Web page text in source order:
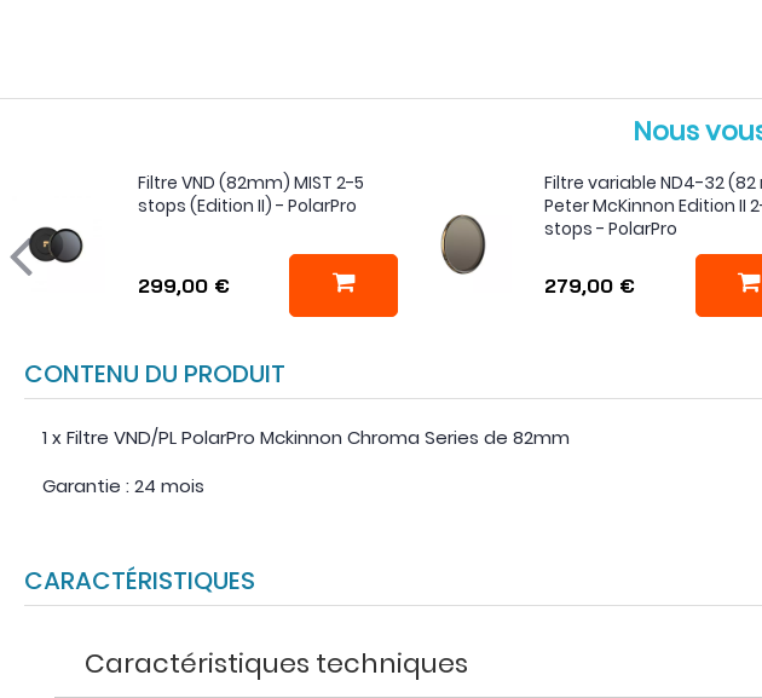
Nous
Filtre VND (82mm) MIST 2-5
stops (Edition II) - PolarPro
299,00 €
Filtre variable ND4-32
Peter McKinnon Edition II
stops - PolarPro
279,00 €
CONTENU DU PRODUIT
1 x Filtre VND/PL PolarPro Mckinnon Chroma Series de 82mm
Garantie : 24 mois
CARACTÉRISTIQUES
Caractéristiques techniques